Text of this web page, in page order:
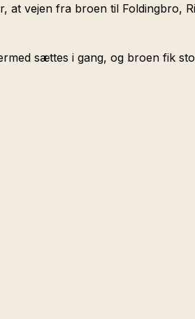
at vejen fra broen til Foldingbro,
sættes i gang, og broen fik